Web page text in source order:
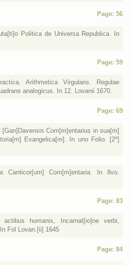
Page: 56
Politica de Universa Republica. In
Page: 59
Arithmetica Virgularis. Regulae
analogicus. In 12. Lovanii 1670.
Page: 69
[Gan]Davensis Com[m]entarius in sua[m]
Evangelica[m]. In uno Folio. [2º]
Canticor[um] Com[m]entaria. In 8vo.
Page: 83
actibus humanis, Incarnat[io]ne verbi,
Fol Lovan.[ii] 1645
Page: 84